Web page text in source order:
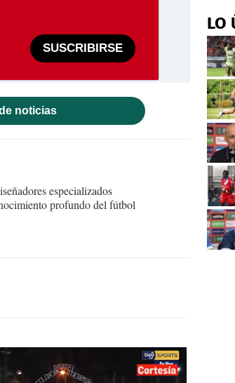
SUSCRIBIRSE
noticias
especializados
profundo del fútbol
LO